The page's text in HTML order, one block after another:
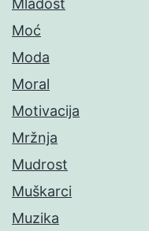
Mladost
Moć
Moda
Moral
Motivacija
Mržnja
Mudrost
Muškarci
Muzika